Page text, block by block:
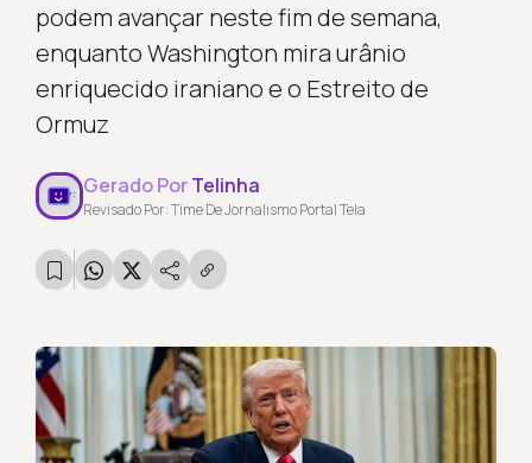
podem avançar neste fim de semana,
enquanto Washington mira urânio
enriquecido iraniano e o Estreito de
Ormuz
Gerado PorTelinha
Revisado Por: Time De Jornalismo Portal Tela